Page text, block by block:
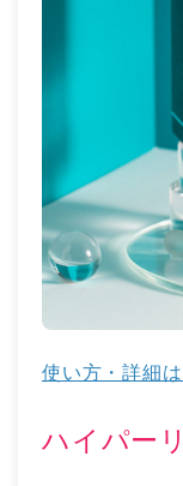
使い方・詳細
ハイパー